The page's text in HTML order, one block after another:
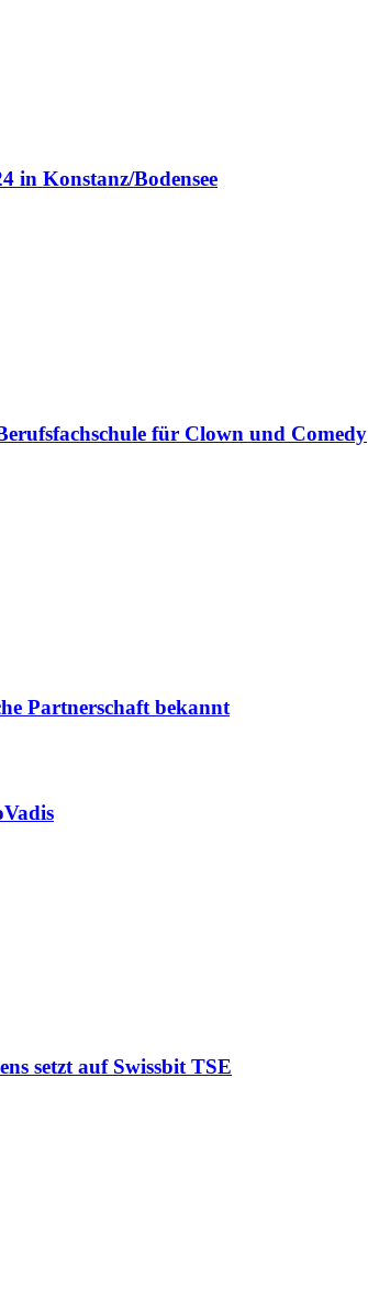
in Konstanz/Bodensee
für Clown und Comedy
Partnerschaft bekannt
setzt auf Swissbit TSE